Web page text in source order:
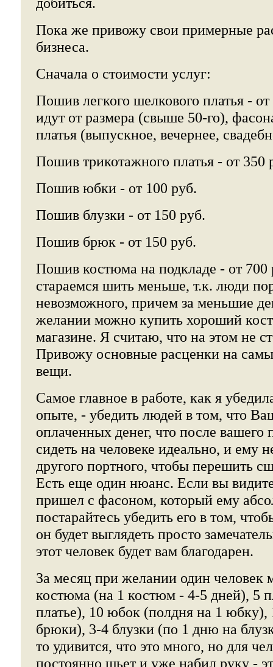
Пока же привожу свои примерные
бизнеса.
Сначала о стоимости услуг:
Пошив легкого шелкового платья -
идут от размера (свыше 50-го),
платья (выпускное, вечернее,
Пошив трикотажного платья - от 350
Пошив юбки - от 100 руб.
Пошив блузки - от 150 руб.
Пошив брюк - от 150 руб.
Пошив костюма на подкладе - от
стараемся шить меньше, т.к. люди
невозможного, причем за меньшие
желании можно купить хороший
магазине. Я считаю, что на этом не
Привожу основные расценки на
вещи.
Самое главное в работе, как я
опыте, - убедить людей в том, что
оплаченных денег, что после вашего
сидеть на человеке идеально, и ему
другого портного, чтобы перешить
Есть еще один нюанс. Если вы
пришел с фасоном, который ему
постарайтесь убедить его в том,
он будет выглядеть просто
этот человек будет вам благодарен.
За месяц при желании один человек
костюма (на 1 костюм - 4-5 дней), 5
платье), 10 юбок (полдня на 1
брюки), 3-4 блузки (по 1 дню на
то удивится, что это много, но для
постоянно шьет и уже набил руку -